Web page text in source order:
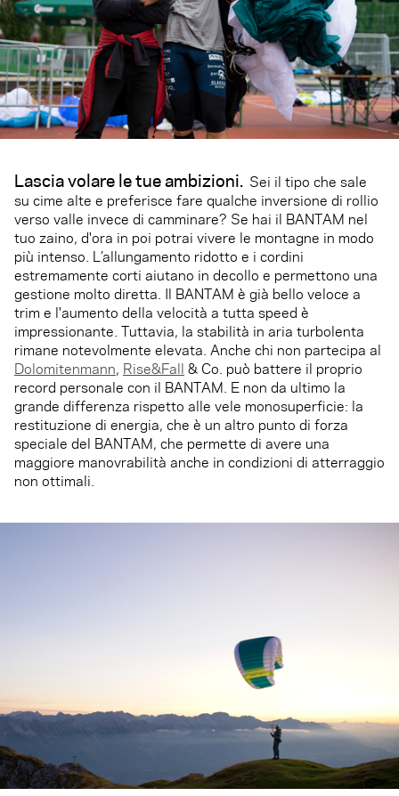
Lascia volare le tue ambizioni. Sei il tipo che sale
su cime alte e preferisce fare qualche inversione di rollio
verso valle invece di camminare? Se hai il BANTAM nel
tuo zaino, d'ora in poi potrai vivere le montagne in modo
più intenso. L’allungamento ridotto e i cordini
estremamente corti aiutano in decollo e permettono una
gestione molto diretta. Il BANTAM è già bello veloce a
trim e l'aumento della velocità a tutta speed è
impressionante. Tuttavia, la stabilità in aria turbolenta
rimane notevolmente elevata. Anche chi non partecipa al
Dolomitenmann, Rise&Fall & Co. può battere il proprio
record personale con il BANTAM. E non da ultimo la
grande differenza rispetto alle vele monosuperficie: la
restituzione di energia, che è un altro punto di forza
speciale del BANTAM, che permette di avere una
maggiore manovrabilità anche in condizioni di atterraggio
non ottimali.